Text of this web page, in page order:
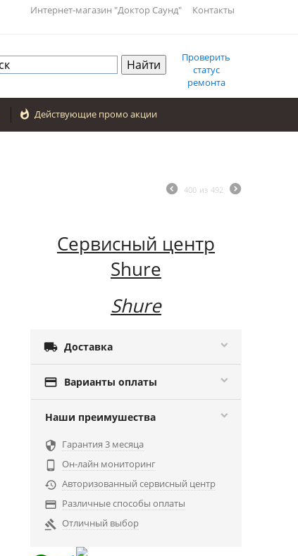
Интернет-магазин "Доктор Саунд" Контакты
Проверить
статус
ремонта
 Действующие промо акции
400 из 492
Сервисный центр
Shure
Shure
 Доставка
 Варианты оплаты
Наши преимушества
 Гарантия 3 месяца

Он-лайн мониторинг
 Авторизованный сервисный центр
 Различные способы оплаты
 Отличный выбор